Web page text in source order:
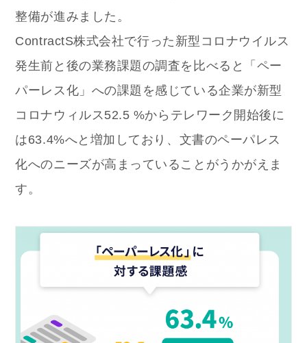
整備が進みました。
ContractS株式会社で行った新型コロナウイルス
発生前と後の業務課題の調査を比べると「ペー
パーレス化」への課題を感じている企業が新型
コロナウィルス52.5 %からテレワーク開始後に
は63.4%へと増加しており、文書のペーパレス
化へのニーズが高まっていることがうかがえま
す。